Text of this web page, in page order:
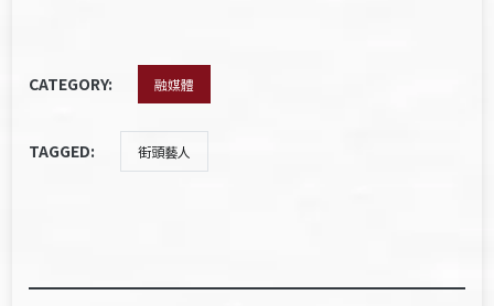
CATEGORY: 融媒體
TAGGED: 街頭藝人